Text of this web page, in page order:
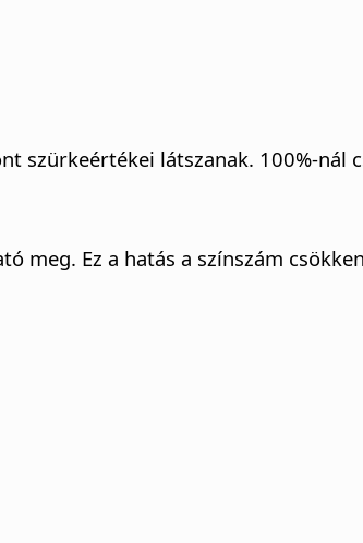
szürkeértékei látszanak. 100%-nál
meg. Ez a hatás a színszám